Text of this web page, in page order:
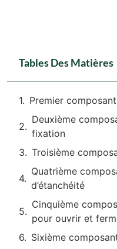
Tables Des Matières
Premier
Deuxième
fixation
Troisième
Quatrième
d’étanchéité
Cinquième
pour ouvrir et
Sixième